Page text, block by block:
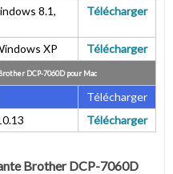
8.1,
Télécharger
XP Télécharger
DCP-7060D pour Mac
Télécharger
Télécharger
Brother DCP-7060D